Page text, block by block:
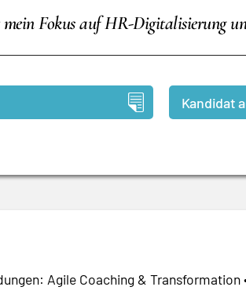
Fokus auf HR-Digitalisierung
Kandidat
Agile Coaching & Transformation